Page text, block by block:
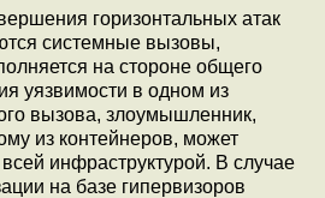
горизонтальных атак
системные вызовы,
на стороне общего
уязвимости в одном из
вызова, злоумышленник,
из контейнеров, может
инфраструктурой. В случае
на базе гипервизоров